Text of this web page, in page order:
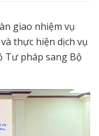
giao nhiệm vụ
thực hiện dịch vụ
Tư pháp sang Bộ